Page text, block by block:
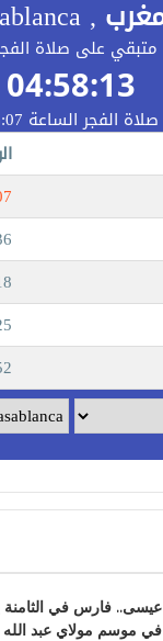
عيسى.. فارس في الثامنة
في موسم مولاي عبد الله